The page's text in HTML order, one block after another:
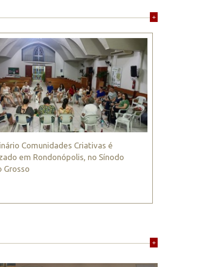
+
Comunidades Criativas é
em Rondonópolis, no Sínodo
Grosso
+